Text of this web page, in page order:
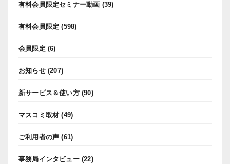
有料会員限定セミナー動画 (39)
有料会員限定 (598)
会員限定 (6)
お知らせ(207)
新サービス＆使い方(90)
マスコミ取材 (49)
ご利用者の声 (61)
事務局インタビュー(22)